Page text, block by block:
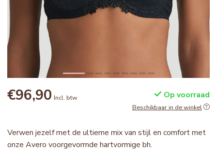
€96,90 Incl. btw Op voorraad
Beschikbaar in de winkel
Verwen jezelf met de ultieme mix van stijl en comfort met
onze Avero voorgevormde hartvormige bh.